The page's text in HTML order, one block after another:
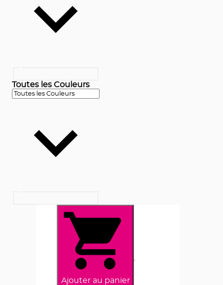
Toutes les Couleurs
Ajouter au panier